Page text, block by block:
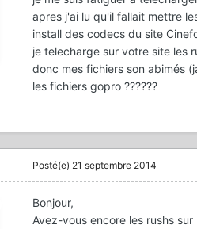
apres j'ai lu qu'il fallait mettre
install des codecs du site
je telecharge sur votre site les
donc mes fichiers son abimés
les fichiers gopro ??????
Posté(e) 21 septembre 2014
Bonjour,
Avez-vous encore les rushs